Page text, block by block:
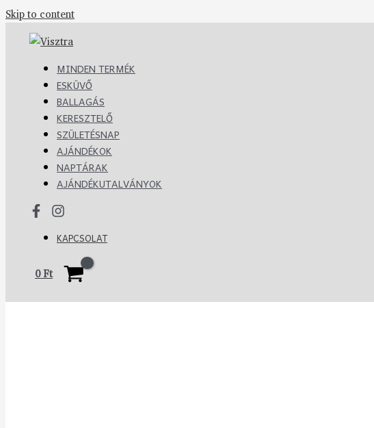
Skip to content
MINDEN TERMÉK
ESKÜVŐ
BALLAGÁS
KERESZTELŐ
SZÜLETÉSNAP
AJÁNDÉKOK
NAPTÁRAK
AJÁNDÉKUTALVÁNYOK
KAPCSOLAT
0Ft